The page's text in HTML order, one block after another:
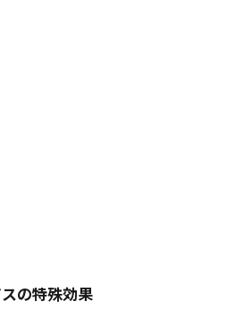
の特殊効果